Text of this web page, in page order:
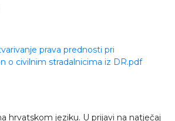
prava prednosti pri
o civilnim stradalnicima iz DR.pdf
hrvatskom jeziku. U prijavi na natječaj